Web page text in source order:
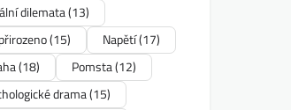
dilemata(13)
(15) Napětí(17)
(18) Pomsta(12)
drama(15)